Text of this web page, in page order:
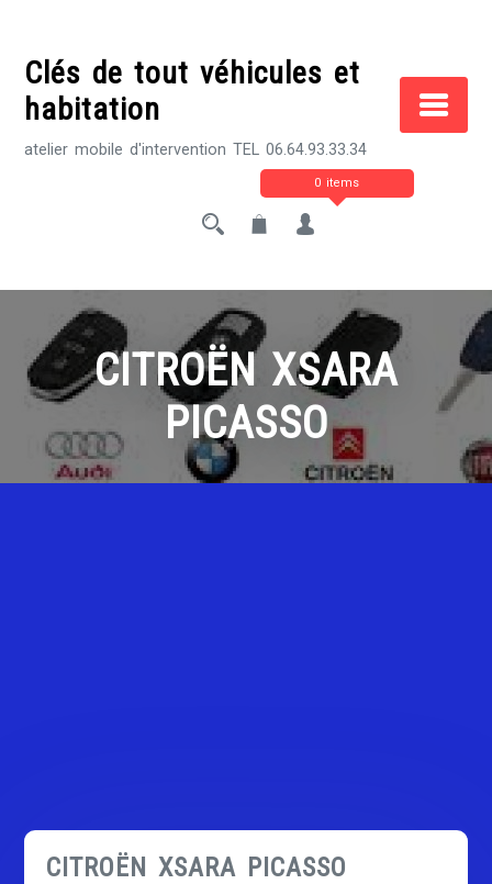
contentClés de tout véhicules et
habitation
atelier mobile d'intervention TEL 06.64.93.33.34
0 items
CITROËN XSARA
PICASSO
CITROËN XSARA PICASSO